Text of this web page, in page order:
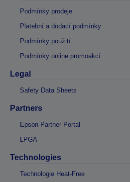
Podmínky prodeje
Platební a dodací podmínky
Podmínky použití
Podmínky online promoakcí
Legal
Safety Data Sheets
Partners
Epson Partner Portal
LPGA
Technologies
Technologie Heat-Free